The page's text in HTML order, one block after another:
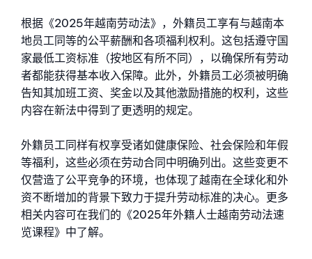
根据《2025年越南劳动法》，外籍员工享有与越南本
地员工同等的公平薪酬和各项福利权利。这包括遵守国
家最低工资标准（按地区有所不同），以确保所有劳动
者都能获得基本收入保障。此外，外籍员工必须被明确
告知其加班工资、奖金以及其他激励措施的权利，这些
内容在新法中得到了更透明的规定。
外籍员工同样有权享受诸如健康保险、社会保险和年假
等福利，这些必须在劳动合同中明确列出。这些变更不
仅营造了公平竞争的环境，也体现了越南在全球化和外
资不断增加的背景下致力于提升劳动标准的决心。更多
相关内容可在我们的《2025年外籍人士越南劳动法速
览课程》中了解。